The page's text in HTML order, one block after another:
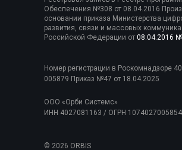
© 2026 ORBIS
ИНН 4027081163 / ОГРН 1074027005854
Обеспечения №308 от 08.04.2016
основании приказа Министерства
развития, связи и массовых
Российской Федерации от 08.04.2016
Номер регистрации в Роскомнадзоре
005879 Приказ №47 от 18.04.2025
ООО «Орби Системс»